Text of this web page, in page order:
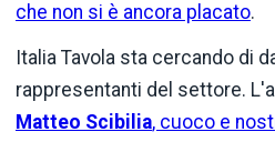
che non si è ancora placato.
Italia Tavola sta cercando di
rappresentanti del settore.
Matteo Scibilia, cuoco e